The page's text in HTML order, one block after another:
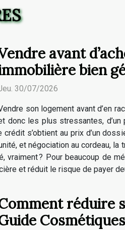
avant
bien
30/07/2026
son logement avant d’en
donc les plus stressantes,
s’obtient au prix d’un
et négociation au cordeau,
vraiment ? Pour beaucoup de
et réduit le risque de payer
réduire